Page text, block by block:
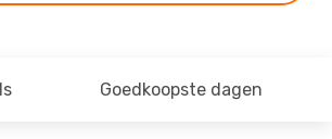
Goedkoopste dagen